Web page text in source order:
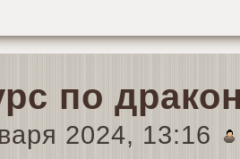
по
2024, 13:16